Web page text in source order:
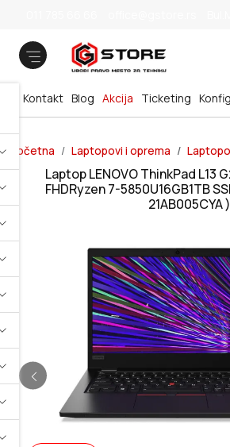
Blog Akcija
Kontakt Ticketing
Početna Laptopovi i oprema
Laptop LENOVO ThinkPad L13
FHDRyzen 7-5850U16GB1TB
21AB005CYA )